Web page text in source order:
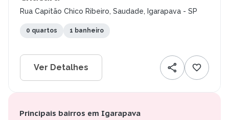
Rua Capitão Chico Ribeiro, Saudade, Igarapava - SP
0 quartos 1 banheiro
Ver Detalhes
Principais bairros em Igarapava